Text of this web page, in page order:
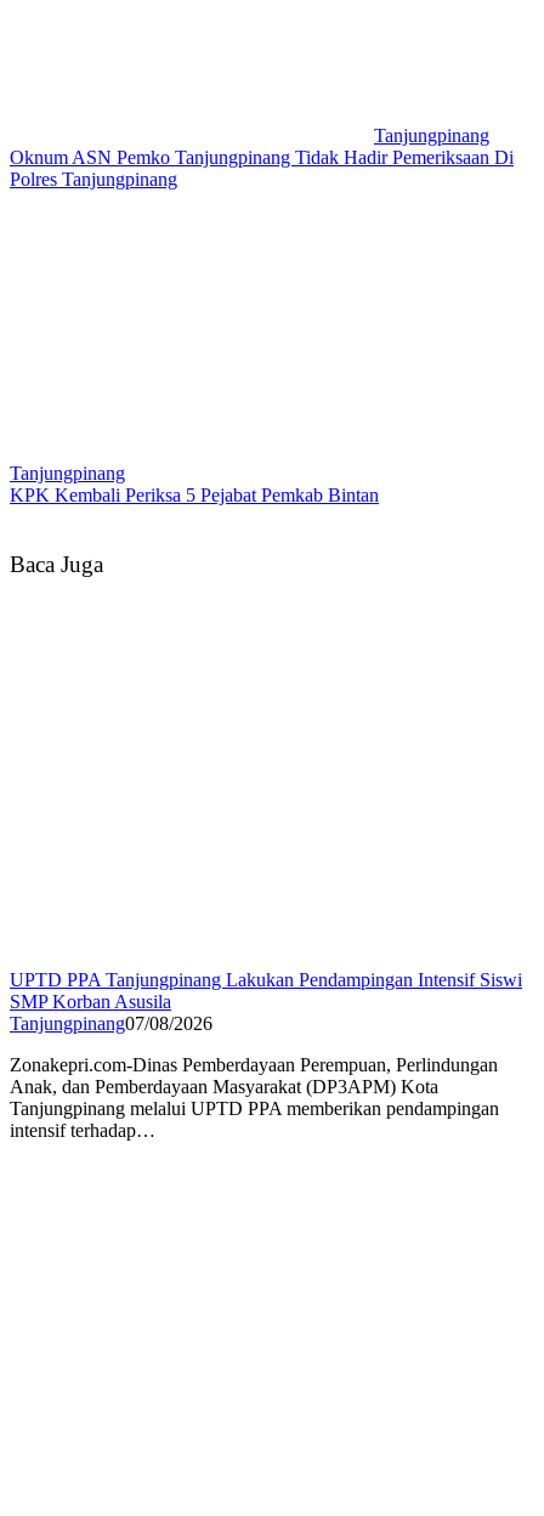
Tanjungpinang
Oknum ASN Pemko Tanjungpinang Tidak Hadir Pemeriksaan Di
Polres Tanjungpinang
Tanjungpinang
KPK Kembali Periksa 5 Pejabat Pemkab Bintan
Baca Juga
UPTD PPA Tanjungpinang Lakukan Pendampingan Intensif Siswi
SMP Korban Asusila
Tanjungpinang07/08/2026
Zonakepri.com-Dinas Pemberdayaan Perempuan, Perlindungan
Anak, dan Pemberdayaan Masyarakat (DP3APM) Kota
Tanjungpinang melalui UPTD PPA memberikan pendampingan
intensif terhadap…